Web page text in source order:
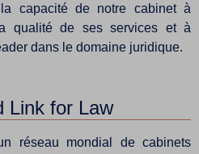
capacité de notre cabinet à
qualité de ses services et à
dans le domaine juridique.
Link for Law
réseau mondial de cabinets